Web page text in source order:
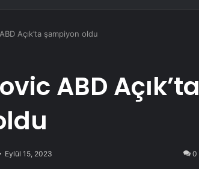
Açık’ta şampiyon oldu
ABD Açık’ta
Eylül 15, 2023 0